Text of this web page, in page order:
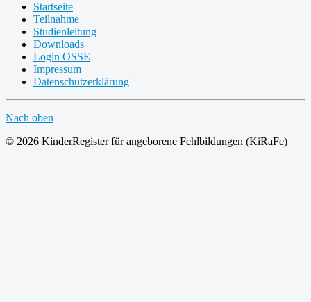
Startseite
Teilnahme
Studienleitung
Downloads
Login OSSE
Impressum
Datenschutzerklärung
Nach oben
© 2026 KinderRegister für angeborene Fehlbildungen (KiRaFe)